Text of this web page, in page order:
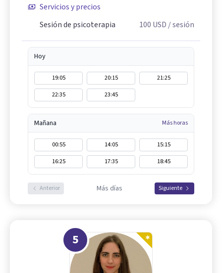
Servicios y precios
Sesión de psicoterapia
100 USD / sesión
Hoy
19:05 20:15
21:25
22:35
23:45
Mañana Más horas
00:55 14:05
15:15
16:25
17:35 18:45
Anterior Más días Siguiente
5